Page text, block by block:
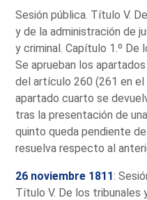
Sesión pública. Título V.
y de la administración de
y criminal. Capítulo 1.º De
Se aprueban los
del artículo 260 (261 en
apartado cuarto se
tras la presentación de
quinto queda pendiente
resuelva respecto al
26 noviembre 1811:
Título V. De los tribunales